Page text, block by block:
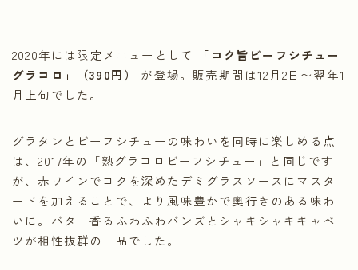
2020年には限定メニューとして
「コク旨ビーフシチュー
グラコロ」（390円）
が登場。販売期間は12月2日〜翌年1
月上旬でした。
グラタンとビーフシチューの味わいを同時に楽しめる点
は、2017年の「熟グラコロビーフシチュー」と同じです
が、赤ワインでコクを深めたデミグラスソースにマスタ
ードを加えることで、より風味豊かで奥行きのある味わ
いに。バター香るふわふわバンズとシャキシャキキャベ
ツが相性抜群の一品でした。